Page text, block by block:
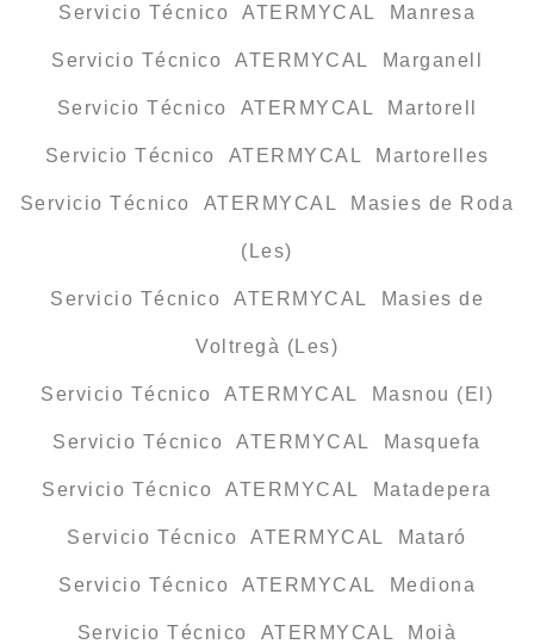
Servicio Técnico ATERMYCAL Manresa
Servicio Técnico ATERMYCAL Marganell
Servicio Técnico ATERMYCAL Martorell
Servicio Técnico ATERMYCAL Martorelles
Servicio Técnico ATERMYCAL Masies de Roda
(Les)
Servicio Técnico ATERMYCAL Masies de
Voltregà (Les)
Servicio Técnico ATERMYCAL Masnou (El)
Servicio Técnico ATERMYCAL Masquefa
Servicio Técnico ATERMYCAL Matadepera
Servicio Técnico ATERMYCAL Mataró
Servicio Técnico ATERMYCAL Mediona
Servicio Técnico ATERMYCAL Moià